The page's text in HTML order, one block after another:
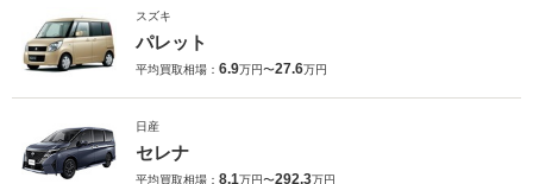
スズキ
パレット
平均買取相場： 6.9万円〜27.6万円
日産
セレナ
平均買取相場： 8.1万円〜292.3万円